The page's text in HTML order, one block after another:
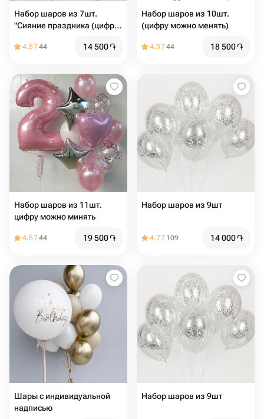
Набор шаров из 7шт.
"Сияние праздника (цифру
4.5744 14 500֏
Набор шаров из 10шт.
(цифру можно менять)
4.5744 18 500֏
Набор шаров из 11шт.
цифру можно минять
4.5744 19 500֏
Набор шаров из 9шт
4.77 109 14 000֏
Шары с индивидуальной
надписью
Набор шаров из 9шт